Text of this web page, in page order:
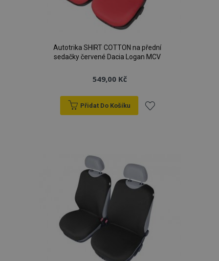
Autotrika SHIRT COTTON na přední
sedačky červené Dacia Logan MCV
549,00 Kč
Přidat Do Košíku